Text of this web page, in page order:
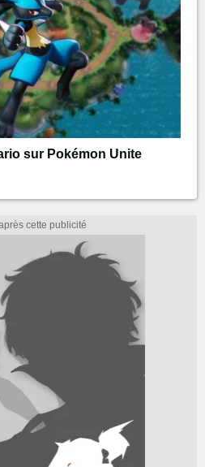
sur Pokémon Unite